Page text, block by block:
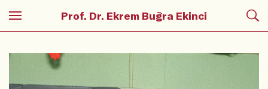
Prof. Dr. Ekrem Buğra Ekinci